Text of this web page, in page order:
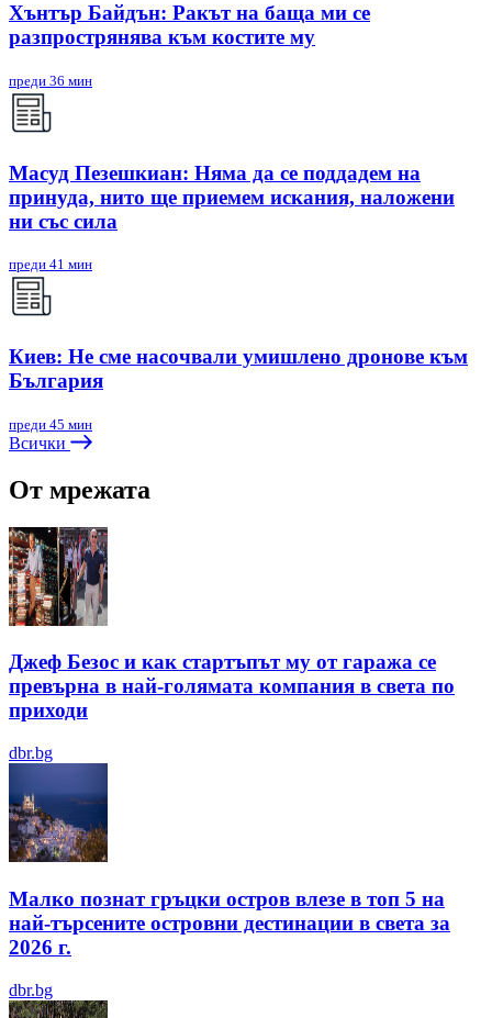
Хънтър Байдън: Ракът на баща ми се
разпрострянява към костите му
преди 36 мин
Масуд Пезешкиан: Няма да се поддадем на
принуда, нито ще приемем искания, наложени
ни със сила
преди 41 мин
Киев: Не сме насочвали умишлено дронове към
България
преди 45 мин
Всички
От мрежата
Джеф Безос и как стартъпът му от гаража се
превърна в най-голямата компания в света по
приходи
dbr.bg
Малко познат гръцки остров влезе в топ 5 на
най-търсените островни дестинации в света за
2026 г.
dbr.bg